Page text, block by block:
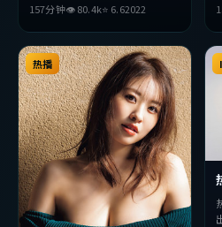
梅、长泽雅美等主演。影片在叙
事与视听上力求突破，探讨人性
与抉择，节奏张弛有度，适合喜
欢该类型的观众完整观看。
157分钟👁80.4k⭐ 6.62022
热播